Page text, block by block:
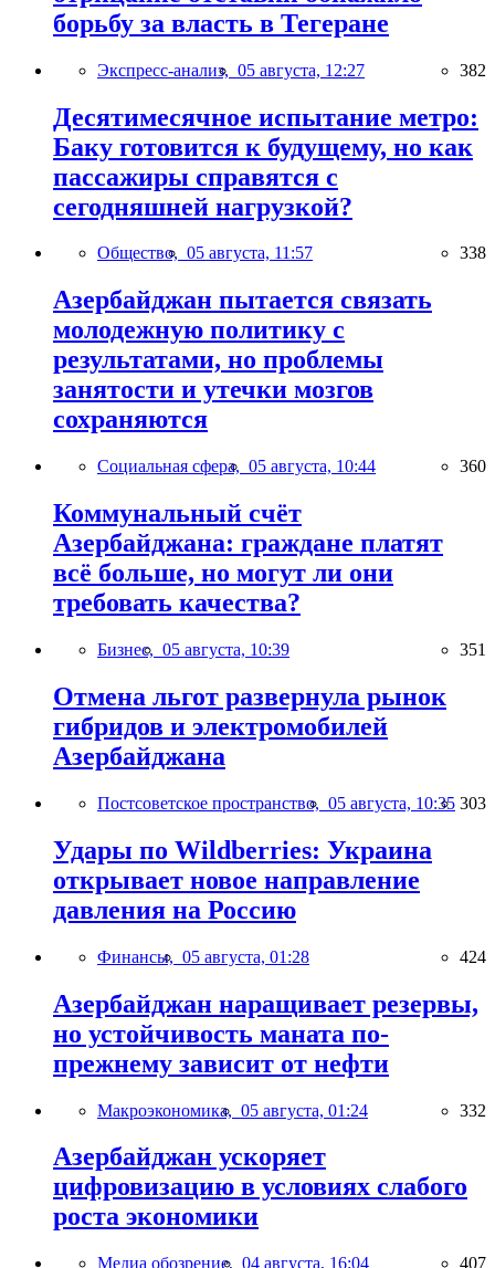
борьбу за власть в Тегеране
Экспресс-анализ, 05 августа, 12:27 382
Десятимесячное испытание метро:
Баку готовится к будущему, но как
пассажиры справятся с
сегодняшней нагрузкой?
Общество, 05 августа, 11:57 338
Азербайджан пытается связать
молодежную политику с
результатами, но проблемы
занятости и утечки мозгов
сохраняются
Социальная сфера, 05 августа, 10:44 360
Коммунальный счёт
Азербайджана: граждане платят
всё больше, но могут ли они
требовать качества?
Бизнес, 05 августа, 10:39 351
Отмена льгот развернула рынок
гибридов и электромобилей
Азербайджана
Постсоветское пространство, 05 августа, 10:35 303
Удары по Wildberries: Украина
открывает новое направление
давления на Россию
Финансы, 05 августа, 01:28 424
Азербайджан наращивает резервы,
но устойчивость маната по-
прежнему зависит от нефти
Макроэкономика, 05 августа, 01:24 332
Азербайджан ускоряет
цифровизацию в условиях слабого
роста экономики
Медиа обозрение, 04 августа, 16:04 407